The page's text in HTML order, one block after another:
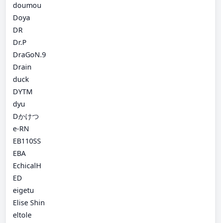
doumou
Doya
DR
Dr.P
DraGoN.9
Drain
duck
DYTM
dyu
Dかけつ
e-RN
EB110SS
EBA
EchicalH
ED
eigetu
Elise Shin
eltole